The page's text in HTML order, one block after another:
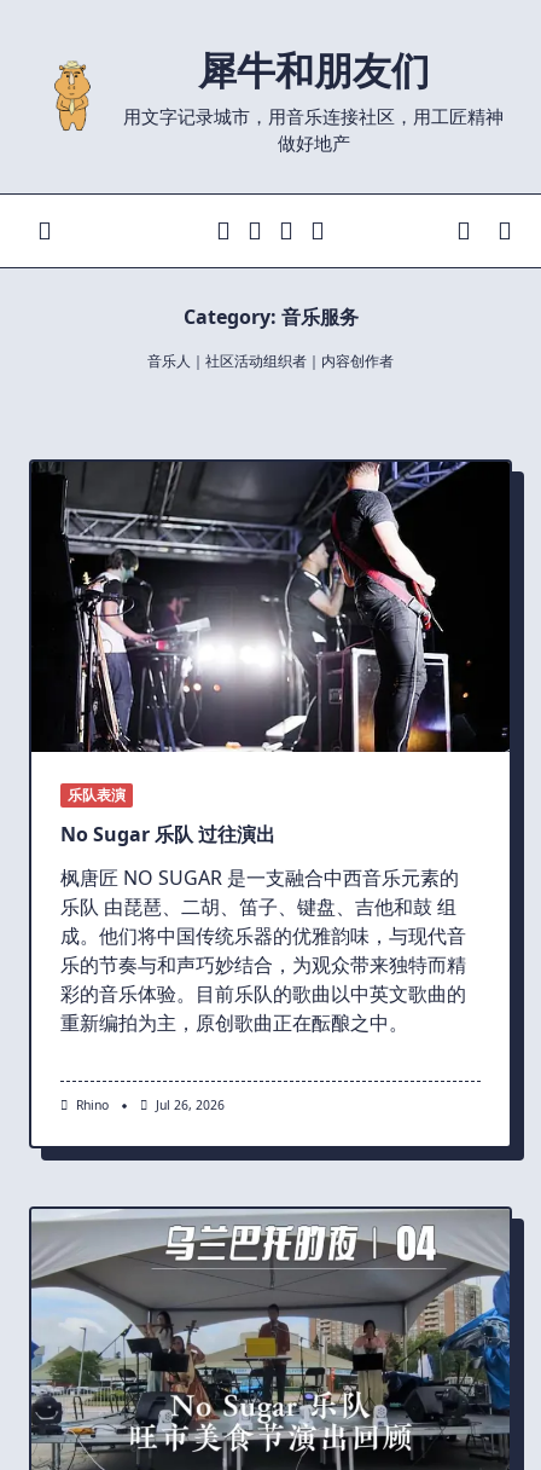
content
犀牛和朋友们
用文字记录城市，用音乐连接社区，用工匠精神
做好地产
Category: 音乐服务
音乐人｜社区活动组织者｜内容创作者
乐队表演
No Sugar 乐队 过往演出
枫唐匠 NO SUGAR 是一支融合中西音乐元素的
乐队 由琵琶、二胡、笛子、键盘、吉他和鼓 组
成。他们将中国传统乐器的优雅韵味，与现代音
乐的节奏与和声巧妙结合，为观众带来独特而精
彩的音乐体验。目前乐队的歌曲以中英文歌曲的
重新编拍为主，原创歌曲正在酝酿之中。
Rhino Jul 26, 2026